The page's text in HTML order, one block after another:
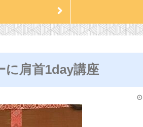
肩首1day講座